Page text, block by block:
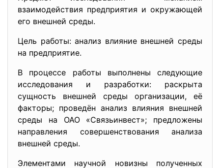
взаимодействия предприятия и окружающей
его внешней среды.
Цель работы: анализ влияние внешней среды
на предприятие.
В процессе работы выполнены следующие
исследования и разработки: раскрыта
сущность внешней среды организации, её
факторы; проведён анализ влияния внешней
среды на ОАО «Связьинвест»; предложены
направления совершенствования анализа
внешней среды.
Элементами научной новизны полученных